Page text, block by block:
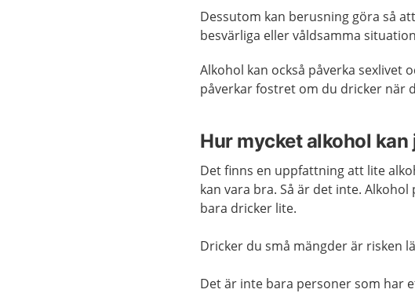
Dessutom kan berusning göra så
besvärliga eller våldsamma
Alkohol kan också påverka sexlivet
påverkar fostret om du dricker när
Hur mycket alkohol kan
Det finns en uppfattning att lite
kan vara bra. Så är det inte.
bara dricker lite.
Dricker du små mängder är risken
Det är inte bara personer som har